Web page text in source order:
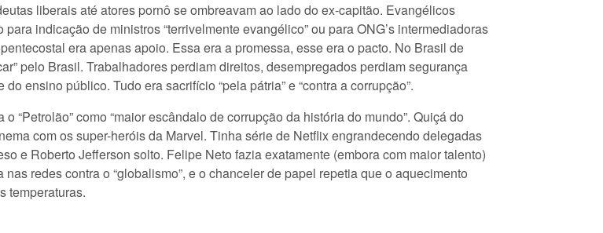
liberais até atores pornô se ombreavam ao lado do ex-capitão. Evangélicos
indicação de ministros “terrivelmente evangélico” ou para ONG’s intermediadoras
era apenas apoio. Essa era a promessa, esse era o pacto. No Brasil de
pelo Brasil. Trabalhadores perdiam direitos, desempregados perdiam segurança
ensino público. Tudo era sacrifício “pela pátria” e “contra a corrupção”.
“Petrolão” como “maior escândalo de corrupção da história do mundo”. Quiçá do
com os super-heróis da Marvel. Tinha série de Netflix engrandecendo delegadas
e Roberto Jefferson solto. Felipe Neto fazia exatamente (embora com maior talento)
redes contra o “globalismo”, e o chanceler de papel repetia que o aquecimento
temperaturas.